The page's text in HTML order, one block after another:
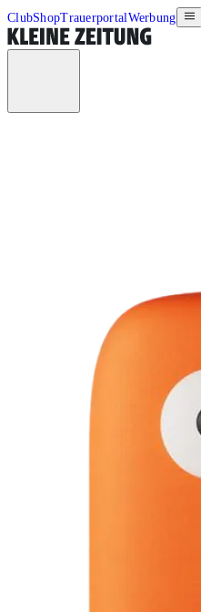
ClubShopTrauerportalWerbung